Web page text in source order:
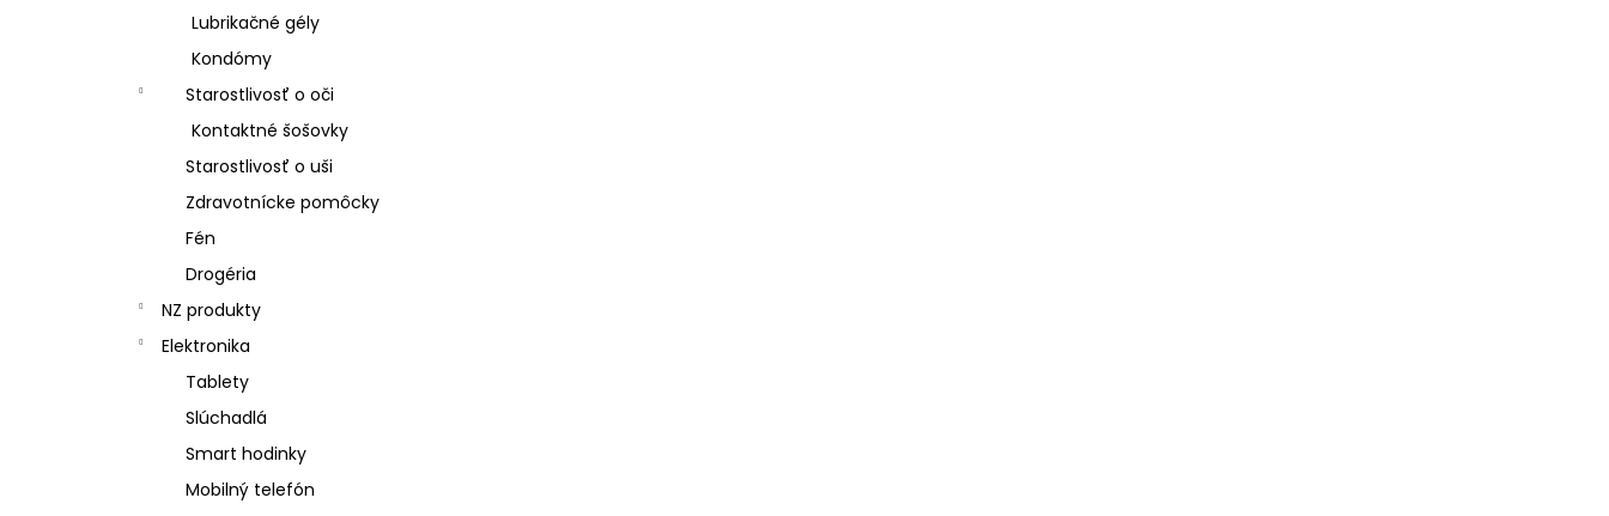
Lubrikačné gély
Kondómy
Starostlivosť o oči
Kontaktné šošovky
Starostlivosť o uši
Zdravotnícke pomôcky
Fén
Drogéria
NZ produkty
Elektronika
Tablety
Slúchadlá
Smart hodinky
Mobilný telefón